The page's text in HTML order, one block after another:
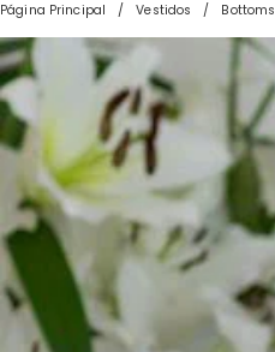
Página Principal Vestidos Bottoms